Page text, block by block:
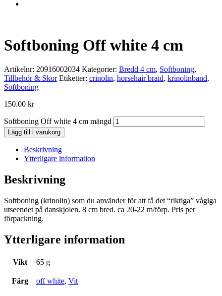
Softboning Off white 4 cm
Artikelnr: 20916002034 Kategorier: Bredd 4 cm, Softboning,
Tillbehör & Skor Etiketter: crinolin, horsehair braid, krinolinband,
Softboning
150.00 kr
Softboning Off white 4 cm mängd
Lägg till i varukorg
Beskrivning
Ytterligare information
Beskrivning
Softboning (krinolin) som du använder för att få det “riktiga” vågiga
utseendet på danskjolen. 8 cm bred. ca 20-22 m/förp. Pris per
förpackning.
Ytterligare information
Vikt 65 g
Färg off white, Vit